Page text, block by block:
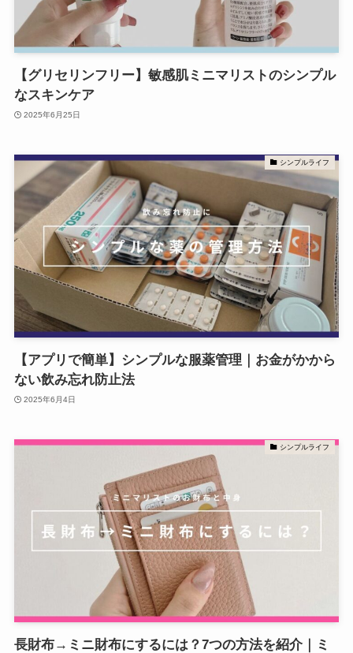
【グリセリンフリー】敏感肌ミニマリストのシンプル
なスキンケア
2025年6月25日
シンプルライフ
【アプリで簡単】シンプルな服薬管理｜お金がかから
ない飲み忘れ防止法
2025年6月4日
シンプルライフ
長財布→ミニ財布にするには？7つの方法を紹介｜ミ